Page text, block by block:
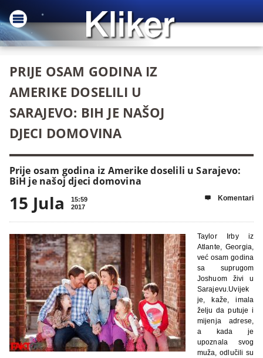
PRIJE OSAM GODINA IZ
AMERIKE DOSELILI U
SARAJEVO: BIH JE NAŠOJ
DJECI DOMOVINA
Prije osam godina iz Amerike doselili u Sarajevo:
BiH je našoj djeci domovina
15 Jula
15:59
2017
 Komentari
Taylor Irby iz
Atlante, Georgia,
već osam godina
sa suprugom
Joshuom živi u
Sarajevu.Uvijek
je, kaže, imala
želju da putuje i
mijenja adrese,
a kada je
upoznala svog
muža, odlučili su